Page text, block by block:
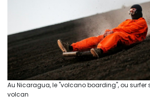
Au Nicaragua, le "volcano boarding", ou surfer
volcan